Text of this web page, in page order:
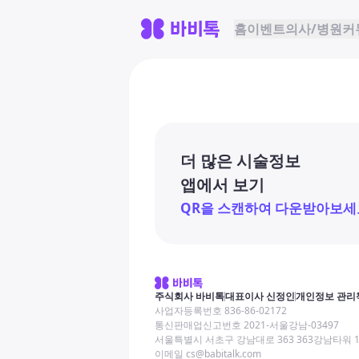
홈이벤트의사/병원커
더 많은 시술정보
앱에서 보기
QR을 스캔하여 다운받아보세
주식회사 바비톡대표이사 신정인개인정보 관리
사업자등록번호 836-86-02172
통신판매업신고번호 2021-서울강남-03497
서울특별시 서초구 강남대로 363 363강남타워
이메일 cs@babitalk.com